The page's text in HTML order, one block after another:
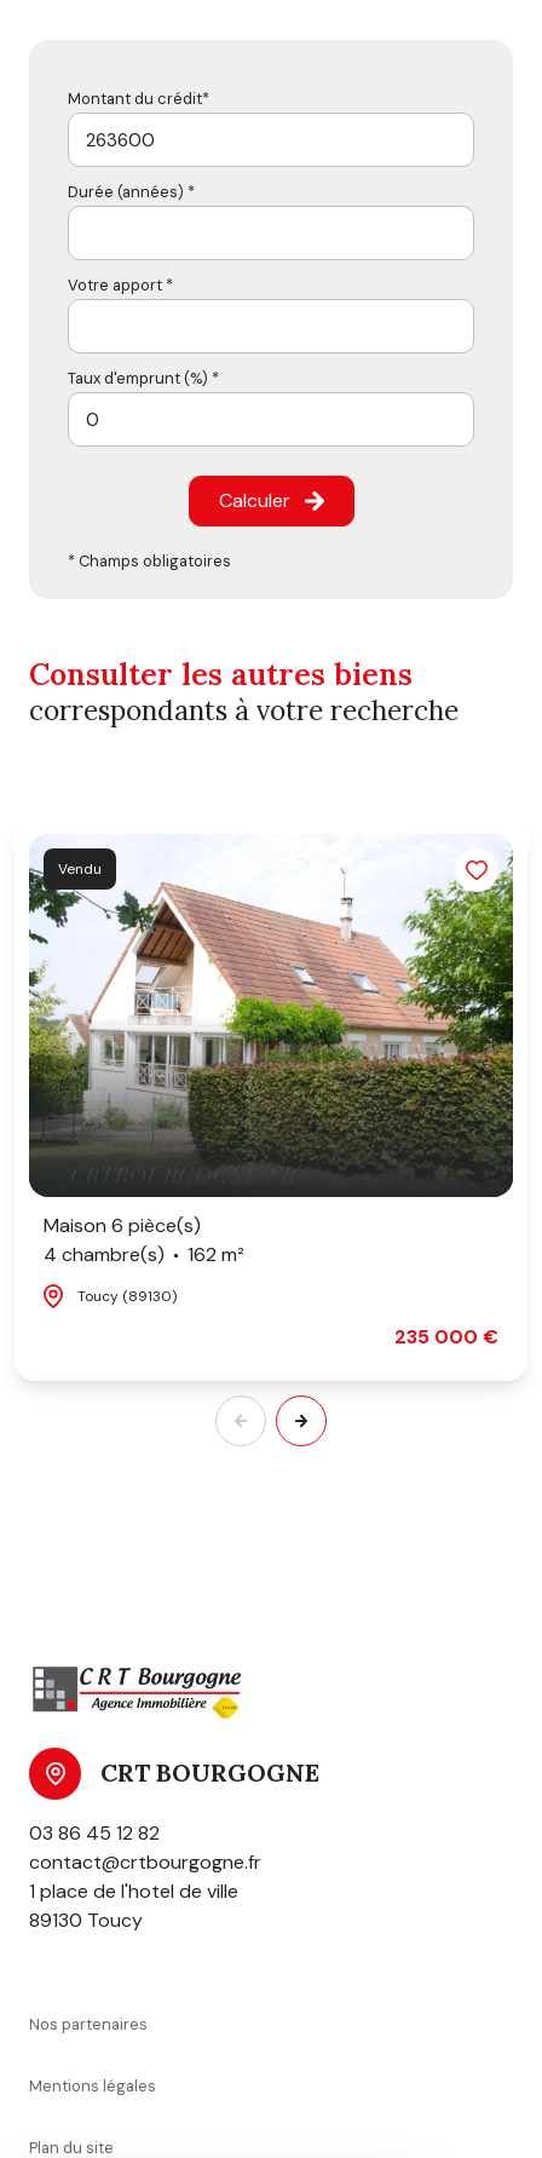
Montant du crédit*
Durée (années) *
Votre apport *
Taux d'emprunt (%) *
Calculer
* Champs obligatoires
Consulter les autres biens
correspondants à votre recherche
Vendu
Maison 6 pièce(s)
4 chambre(s)
162 m²
Toucy (89130)
235 000 €
CRT BOURGOGNE
03 86 45 12 82
contact@crtbourgogne.fr
1 place de l'hotel de ville
89130 Toucy
nos partenaires
mentions légales
plan du site